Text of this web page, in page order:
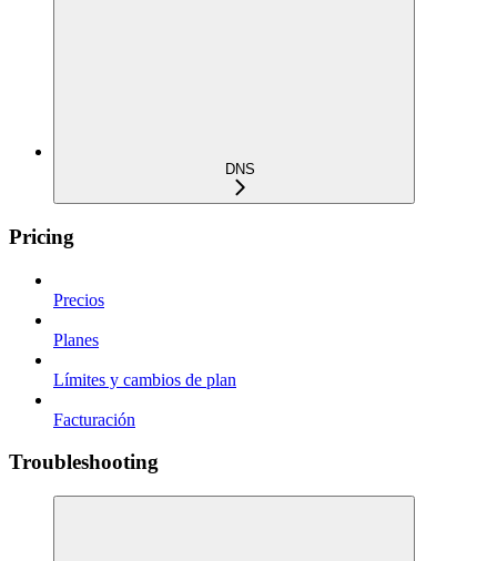
DNS
Pricing
Precios
Planes
Límites y cambios de plan
Facturación
Troubleshooting